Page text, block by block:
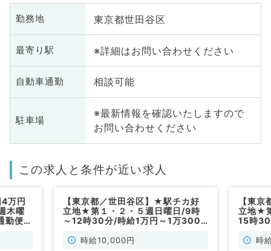
勤務地 東京都世田谷区
最寄り駅 ※詳細はお問い合わせください
自動車通勤 相談可能
駐車場
※最新情報を確認いたしますので
お問い合わせください
この求人と条件が近い求人
万円
木曜
勤便
【東京都／世田谷区】★駅チカ好
立地★第１・２・５週日曜日/9時
～12時30分/時給1万円～1万3000
非常勤）
時給10,000円
【東
立地★
15時
常勤）
時